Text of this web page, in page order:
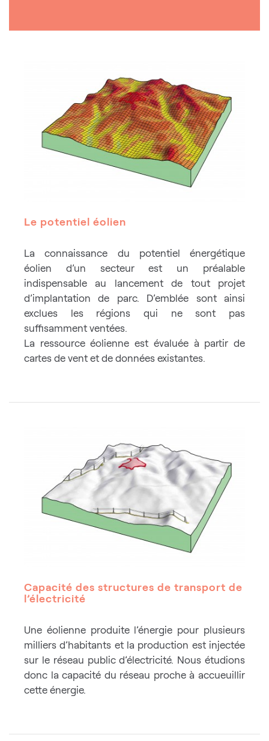
Le potentiel éolien
La connaissance du potentiel énergétique
éolien d’un secteur est un préalable
indispensable au lancement de tout projet
d’implantation de parc. D’emblée sont ainsi
exclues les régions qui ne sont pas
suffisamment ventées.
La ressource éolienne est évaluée à partir de
cartes de vent et de données existantes.
Capacité des structures de transport de
l’électricité
Une éolienne produite l’énergie pour plusieurs
milliers d’habitants et la production est injectée
sur le réseau public d’électricité. Nous étudions
donc la capacité du réseau proche à accueuillir
cette énergie.